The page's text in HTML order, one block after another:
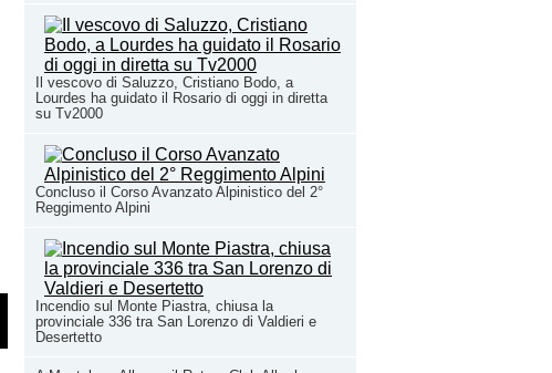
Il vescovo di Saluzzo, Cristiano Bodo, a
Lourdes ha guidato il Rosario di oggi in diretta
su Tv2000
Concluso il Corso Avanzato Alpinistico del 2°
Reggimento Alpini
Incendio sul Monte Piastra, chiusa la
provinciale 336 tra San Lorenzo di Valdieri e
Desertetto